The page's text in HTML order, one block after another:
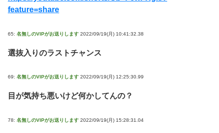
feature=share
65: 名無しのVIPがお送りします 2022/09/19(月) 10:41:32.38
選抜入りのラストチャンス
69: 名無しのVIPがお送りします 2022/09/19(月) 12:25:30.99
目が気持ち悪いけど何かしてんの？
78: 名無しのVIPがお送りします 2022/09/19(月) 15:28:31.04